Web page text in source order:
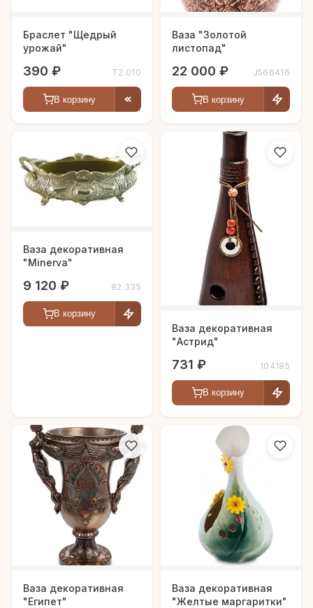
Браслет "Щедрый
урожай"
390 ₽ Т2.010
В корзину
Ваза "Золотой
листопад"
22 000 ₽ J566416
В корзину
Ваза декоративная
"Minerva"
9 120 ₽ 82.335
В корзину
Ваза декоративная
"Астрид"
731 ₽ 104185
В корзину
Ваза декоративная
"Египет"
Ваза декоративная
"Желтые маргаритки"